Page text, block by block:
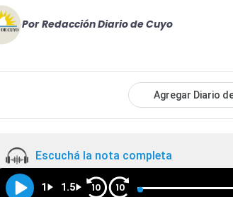
Por Redacción Diario de Cuyo
Agregar Diario
Escuchá la nota completa
1 1.5 10 10